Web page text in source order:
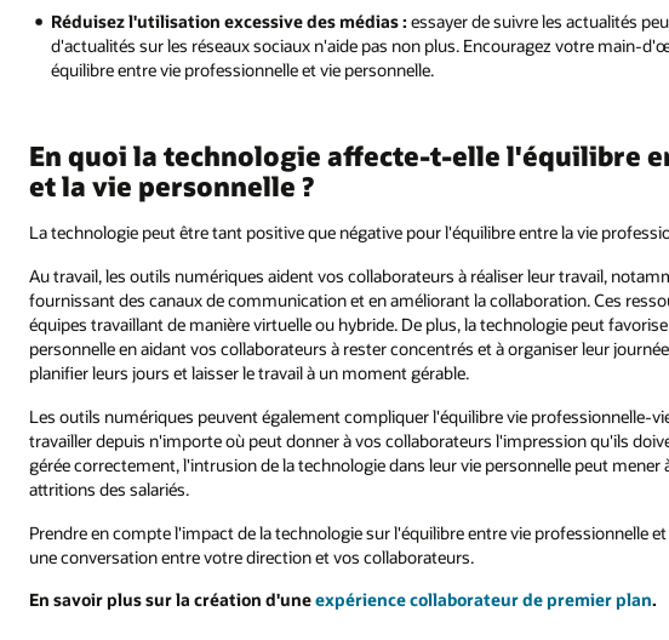
Réduisez l'utilisation excessive des médias : essayer de suivre les actualités
d'actualités sur les réseaux sociaux n'aide pas non plus. Encouragez votre main-
équilibre entre vie professionnelle et vie personnelle.
En quoi la technologie affecte-t-elle l'équilibre
et la vie personnelle ?
La technologie peut être tant positive que négative pour l'équilibre entre la vie
Au travail, les outils numériques aident vos collaborateurs à réaliser leur travail,
fournissant des canaux de communication et en améliorant la collaboration. Ces
équipes travaillant de manière virtuelle ou hybride. De plus, la technologie peut
personnelle en aidant vos collaborateurs à rester concentrés et à organiser leur
planifier leurs jours et laisser le travail à un moment gérable.
Les outils numériques peuvent également compliquer l'équilibre vie professionnelle-
travailler depuis n'importe où peut donner à vos collaborateurs l'impression qu'ils
gérée correctement, l'intrusion de la technologie dans leur vie personnelle peut
attritions des salariés.
Prendre en compte l'impact de la technologie sur l'équilibre entre vie professionnelle
une conversation entre votre direction et vos collaborateurs.
En savoir plus sur la création d'uneexpérience collaborateur de premier plan.